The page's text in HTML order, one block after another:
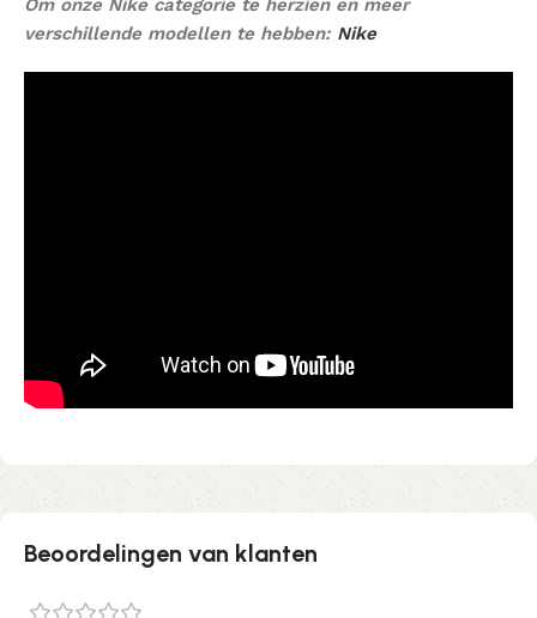
verschillende modellen te hebben: Nike
Beoordelingen van klanten